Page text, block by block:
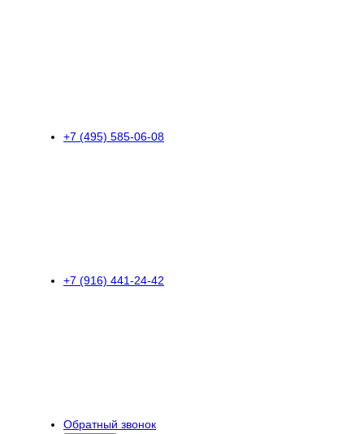
+7 (495) 585-06-08
+7 (916) 441-24-42
Обратный звонок